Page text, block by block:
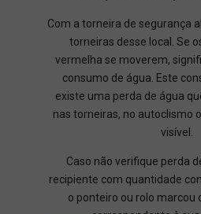
Com a torneira de segurança
torneiras desse local. Se
vermelha se moverem,
consumo de água. Este
existe uma perda de água
nas torneiras, no autoclismo
visível.
Caso não verifique perda
recipiente com quantidade
o ponteiro ou rolo marcou